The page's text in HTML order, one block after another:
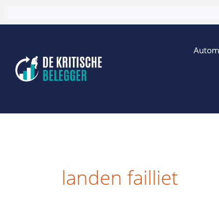
naar
inhoud
landen failliet